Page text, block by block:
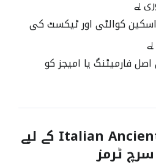
ہے
کوالٹی اور ٹیکسٹ کی
اصل فارمیٹنگ یا امیجز کو
Italian Ancient PDF OCR کے لیے
سرچ ٹرمز